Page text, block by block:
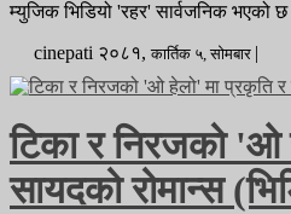
म्युजिक भिडियो 'रहर' सार्वजनिक भएको छ
cinepati २०८१, कार्तिक ५,सोमबार |
टिका र निरजको 'ओ
सायदको रोमान्स